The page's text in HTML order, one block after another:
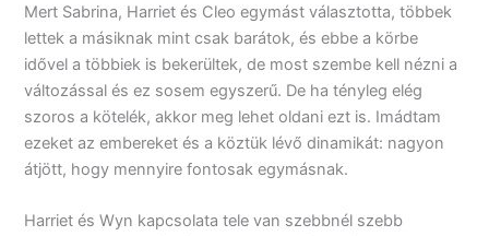
Mert Sabrina, Harriet és Cleo egymást választotta, többek
lettek a másiknak mint csak barátok, és ebbe a körbe
idővel a többiek is bekerültek, de most szembe kell nézni a
változással és ez sosem egyszerű. De ha tényleg elég
szoros a kötelék, akkor meg lehet oldani ezt is. Imádtam
ezeket az embereket és a köztük lévő dinamikát: nagyon
átjött, hogy mennyire fontosak egymásnak.
Harriet és Wyn kapcsolata tele van szebbnél szebb